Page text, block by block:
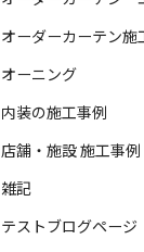
オーダーカーテン施
オーニング
内装の施工事例
店舗・施設 施工事例
雑記
テストブログページ